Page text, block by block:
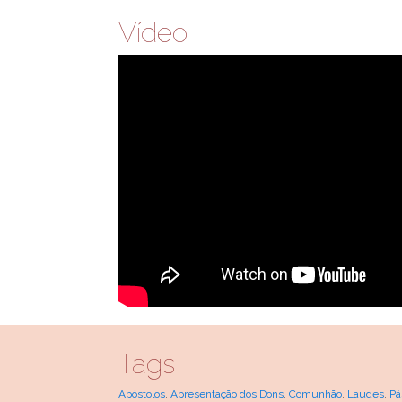
Vídeo
Tags
Apóstolos, Apresentação dos Dons, Comunhão, Laudes,